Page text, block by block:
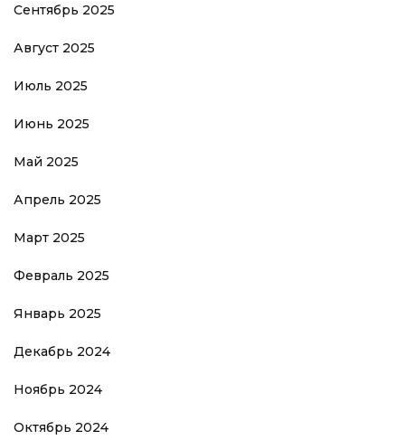
Сентябрь 2025
Август 2025
Июль 2025
Июнь 2025
Май 2025
Апрель 2025
Март 2025
Февраль 2025
Январь 2025
Декабрь 2024
Ноябрь 2024
Октябрь 2024